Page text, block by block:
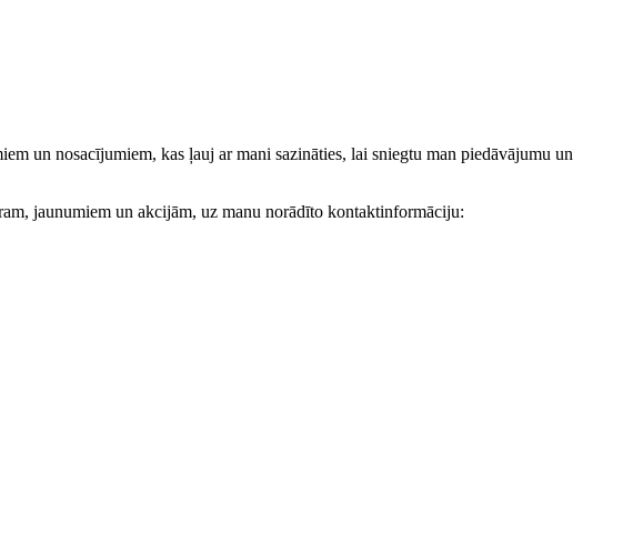
un nosacījumiem, kas ļauj ar mani sazināties, lai sniegtu man piedāvājumu un
jaunumiem un akcijām, uz manu norādīto kontaktinformāciju: